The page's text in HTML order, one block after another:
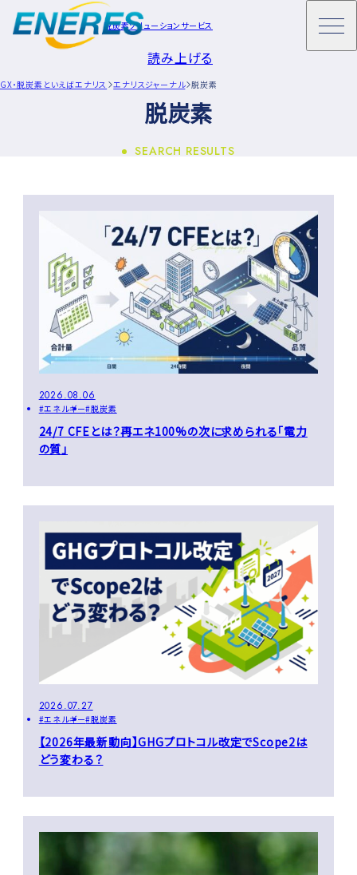
読み上げる
脱炭素ソリューションサービス
GX・脱炭素といえばエナリス エナリスジャーナル 脱炭素
脱炭素
SEARCH RESULTS
2026.08.06
エネルギー 脱炭素
24/7 CFEとは？再エネ100%の次に求められる「電力
の質」
2026.07.27
エネルギー 脱炭素
【2026年最新動向】GHGプロトコル改定でScope2は
どう変わる？